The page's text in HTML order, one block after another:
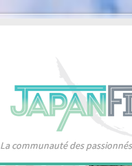
La communauté des